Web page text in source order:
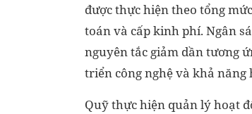
được thực hiện theo tổng
toán và cấp kinh phí. Ngân
nguyên tắc giảm dần tương
triển công nghệ và khả năng
Quỹ thực hiện quản lý hoạt